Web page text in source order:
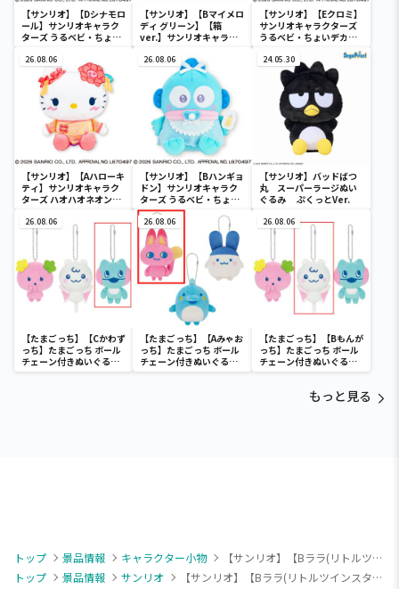
【サンリオ】【Dシナモロ
ール】サンリオキャラク
ターズ うるベビ・ちょい
【サンリオ】【Bマイメロ
ディ グリーン】【箱
ver.】サンリオキャラク
SOFVIMATES～マイメロ
ディ マーメイドver. ～
【サンリオ】【Eクロミ】
サンリオキャラクターズ
うるベビ・ちょいデカド
26.08.06
【サンリオ】【Aハローキ
ティ】サンリオキャラク
ターズ ハオハオネオンタ
26.08.06
【サンリオ】【Bハンギョ
ドン】サンリオキャラク
ターズ うるベビ・ちょい
デカドール
24.05.30
【サンリオ】バッドばつ
丸 スーパーラージぬい
ぐるみ ぷくっとVer.
26.08.06
【たまごっち】【Cかわず
っち】たまごっち ボール
チェーン付きぬいぐるみ
～Tamagotchi
26.08.06
【たまごっち】【Aみゃお
っち】たまごっち ボール
チェーン付きぬいぐるみ
～Tamagotchi
26.08.06
【たまごっち】【Bもんが
っち】たまごっち ボール
チェーン付きぬいぐるみ
～Tamagotchi
もっと見る
トップ 景品情報 キャラクター小物
【サンリオ】【Bララ(リトルツインスターズ)】サンリオキャラクターズ マジカルリボンマスコット2
トップ
景品情報 サンリオ 【サンリオ】【Bララ(リトルツインスターズ)】サンリオキャラクターズ マジカルリボンマスコット2